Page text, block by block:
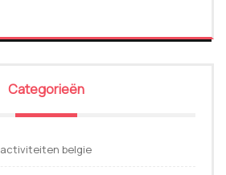
Categorieën
activiteiten belgie